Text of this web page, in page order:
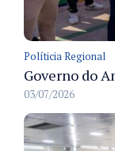
Políticia Regional
03/07/2026